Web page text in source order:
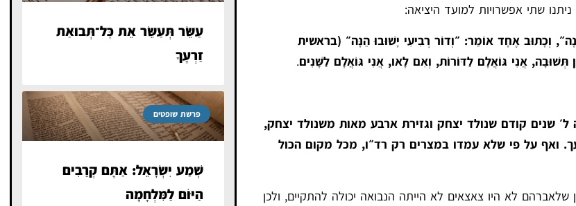
שתי אפשרויות למועד היציאה:
וְכָתוּב אֶחָד אוֹמֵר: ״וְדוֹר רְבִיעִי יָשׁוּבוּ הֵנָּה״ (בראשית
אֲנִי גּוֹאֲלָם לַדּוֹרוֹת, וְאִם לָאו, אֲנִי גּוֹאֲלָם לַשָּׁנִים.
שנים קודם שנולד יצחק וגזירת ארבע מאות משנולד יצחק,
ואף על פי שלא עמדו במצרים רק רד״ו, מכל מקום הכול
לא היו צאצאים לא הייתה הנבואה יכולה להתקיים, ולכן
עַשֵּׂר תְּעַשֵּׂר אֵת כׇּל־תְּבוּאַת
זַרְעֶךָ
פרשת שופטים
שְׁמַע יִשְׂרָאֵל: אַתֶּם קְרֵבִים
הַיּוֹם לַמִּלְחָמָה